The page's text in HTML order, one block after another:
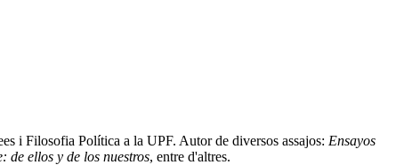
i Filosofia Política a la UPF. Autor de diversos assajos: Ensayos
de ellos y de los nuestros, entre d'altres.